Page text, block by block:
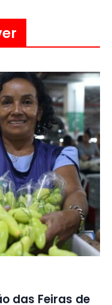
das Feiras de